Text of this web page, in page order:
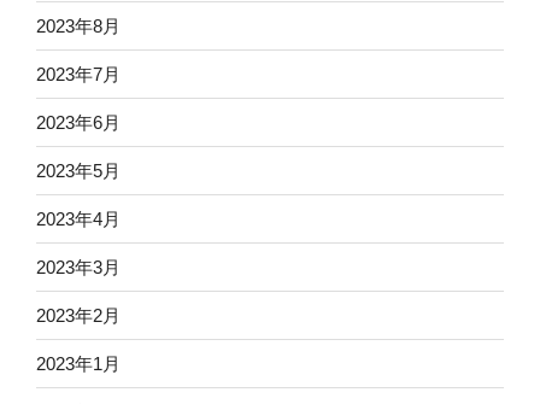
2023年8月
2023年7月
2023年6月
2023年5月
2023年4月
2023年3月
2023年2月
2023年1月